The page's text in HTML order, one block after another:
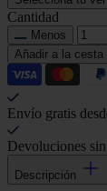
Cantidad
Menos
Añadir a la cesta
Envío gratis
Devoluciones
Descripción